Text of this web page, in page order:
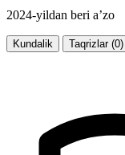
2024-yildan beri a’zo
Kundalik Taqrizlar (0)